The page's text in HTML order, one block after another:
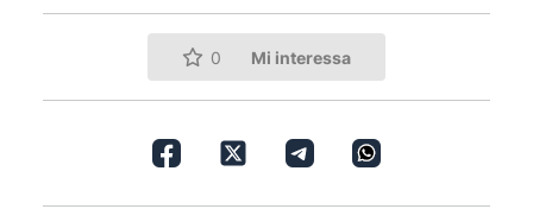
0 Mi interessa